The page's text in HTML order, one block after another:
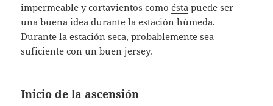
impermeable y cortavientos comoésta puede ser
una buena idea durante la estación húmeda.
Durante la estación seca, probablemente sea
suficiente con un buen jersey.
Inicio de la ascensión